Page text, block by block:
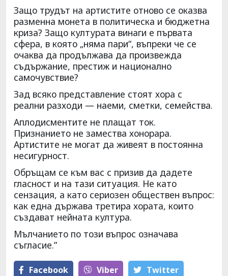
Защо трудът на артистите отново се оказва
разменна монета в политическа и бюджетна
криза? Защо културата винаги е първата
сфера, в която „няма пари“, въпреки че се
очаква да продължава да произвежда
съдържание, престиж и национално
самочувствие?
Зад всяко представление стоят хора с
реални разходи — наеми, сметки, семейства.
Аплодисментите не плащат ток.
Признанието не замества хонорара.
Артистите не могат да живеят в постоянна
несигурност.
Обръщам се към вас с призив да дадете
гласност и на тази ситуация. Не като
сензация, а като сериозен обществен въпрос:
как една държава третира хората, които
създават нейната култура.
Мълчанието по този въпрос означава
съгласие.”
Facebook Viber Тwitter